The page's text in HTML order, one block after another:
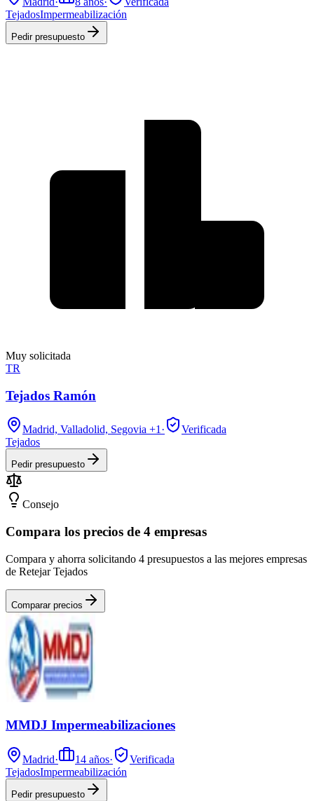
TejadosImpermeabilización
Pedir presupuesto
Muy solicitada
TR
Tejados Ramón
Madrid, Valladolid, Segovia +1 ·
Verificada
Tejados
Pedir presupuesto
Consejo
Compara los precios de 4 empresas
Compara y ahorra solicitando 4 presupuestos a las mejores empresas
de Retejar Tejados
Comparar precios
MMDJ Impermeabilizaciones
Madrid· 14 años·
Verificada
TejadosImpermeabilización
Pedir presupuesto